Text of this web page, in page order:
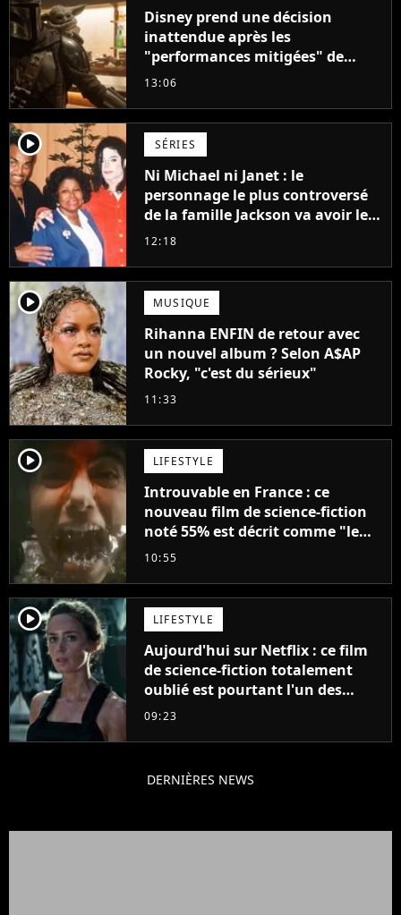
Disney prend une décision
inattendue après les
"performances mitigées" de
Vaiana et The Mandalorian &
13:06
player2 SÉRIES
Ni Michael ni Janet : le
personnage le plus controversé
de la famille Jackson va avoir le
droit à sa propre série
12:18
player2 MUSIQUE
Rihanna ENFIN de retour avec
un nouvel album ? Selon A$AP
Rocky, "c'est du sérieux"
11:33
player2 LIFESTYLE
Introuvable en France : ce
nouveau film de science-fiction
noté 55% est décrit comme "le
plus stupide de l'année"
10:55
player2 LIFESTYLE
Aujourd'hui sur Netflix : ce film
de science-fiction totalement
oublié est pourtant l'un des
meilleurs des années 2010
09:23
DERNIÈRES NEWS